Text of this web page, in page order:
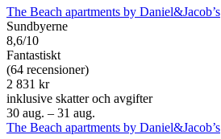
The Beach apartments by Daniel&Jacob’s
Sundbyerne
8,6/10
Fantastiskt
(64 recensioner)
2 831 kr
inklusive skatter och avgifter
30 aug. – 31 aug.
The Beach apartments by Daniel&Jacob’s